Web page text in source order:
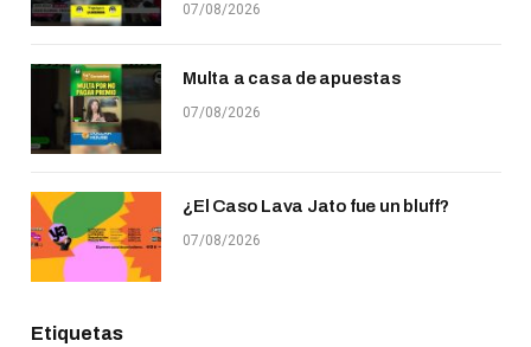
07/08/2026
Multa a casa de apuestas
07/08/2026
¿El Caso Lava Jato fue un bluff?
07/08/2026
Etiquetas